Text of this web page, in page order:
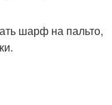
шарф на пальто,